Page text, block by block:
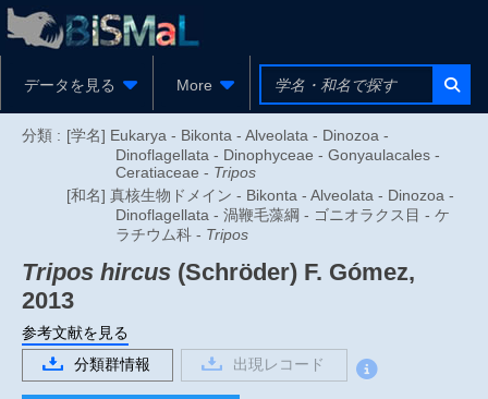
データを見る More
分類 : [学名] Eukarya - Bikonta - Alveolata - Dinozoa -
Dinoflagellata - Dinophyceae - Gonyaulacales -
Ceratiaceae - Tripos
[和名] 真核生物ドメイン - Bikonta - Alveolata - Dinozoa -
Dinoflagellata - 渦鞭毛藻綱 - ゴニオラクス目 - ケ
ラチウム科 - Tripos
Tripos hircus (Schröder) F. Gómez,
2013
参考文献を見る
分類群情報
出現レコード